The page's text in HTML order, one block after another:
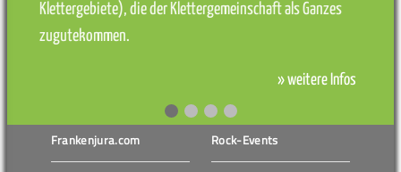
Klettergebiete), die der Klettergemeinschaft als Ganzes
zugutekommen.
» weitere Infos
Frankenjura.com Rock-Events